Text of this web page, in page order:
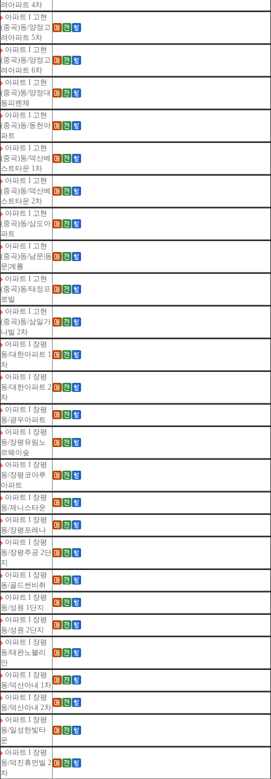
려아파트 4차
아파트 I 고현
(중곡)동/양정고
려아파트 5차
아파트 I 고현
(중곡)동/양정고
려아파트 6차
아파트 I 고현
(중곡)동/양정대
동피렌체
아파트 I 고현
(중곡)동/동헌아
파트
아파트 I 고현
(중곡)동/덕산베
스트타운 1차
아파트 I 고현
(중곡)동/덕산베
스트타운 2차
아파트 I 고현
(중곡)동/삼도아
파트
아파트 I 고현
(중곡)동/남문|동
문|계룡
아파트 I 고현
(중곡)동/태정프
로빌
아파트 I 고현
(중곡)동/삼일가
나빌 2차
아파트 I 장평
동/대한아파트 1
차
아파트 I 장평
동/대한아파트 2
차
아파트 I 장평
동/광우아파트
아파트 I 장평
동/장평유림노
르웨이숲
아파트 I 장평
동/장평코아루
아파트
아파트 I 장평
동/제니스타운
아파트 I 장평
동/장평포레나
아파트 I 장평
동/장평주공 2단
지
아파트 I 장평
동/골드썬비취
아파트 I 장평
동/성원 1단지
아파트 I 장평
동/성원 2단지
아파트 I 장평
동/태완노블리
안
아파트 I 장평
동/덕산아내 1차
아파트 I 장평
동/덕산아내 2차
아파트 I 장평
동/일성한빛타
운
아파트 I 장평
동/덕진휴먼빌 2
차